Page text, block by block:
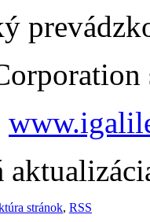
stránok, RSS